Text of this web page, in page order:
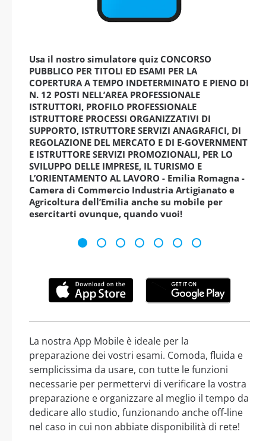
Usa il nostro simulatore quiz CONCORSO
PUBBLICO PER TITOLI ED ESAMI PER LA
COPERTURA A TEMPO INDETERMINATO E PIENO DI
N. 12 POSTI NELL’AREA PROFESSIONALE
ISTRUTTORI, PROFILO PROFESSIONALE
ISTRUTTORE PROCESSI ORGANIZZATIVI DI
SUPPORTO, ISTRUTTORE SERVIZI ANAGRAFICI, DI
REGOLAZIONE DEL MERCATO E DI E-GOVERNMENT
E ISTRUTTORE SERVIZI PROMOZIONALI, PER LO
SVILUPPO DELLE IMPRESE, IL TURISMO E
L’ORIENTAMENTO AL LAVORO - Emilia Romagna -
Camera di Commercio Industria Artigianato e
Agricoltura dell’Emilia anche su mobile per
esercitarti ovunque, quando vuoi!
La nostra App Mobile è ideale per la
preparazione dei vostri esami. Comoda, fluida e
semplicissima da usare, con tutte le funzioni
necessarie per permettervi di verificare la vostra
preparazione e organizzare al meglio il tempo da
dedicare allo studio, funzionando anche off-line
nel caso in cui non abbiate disponibilità di rete!